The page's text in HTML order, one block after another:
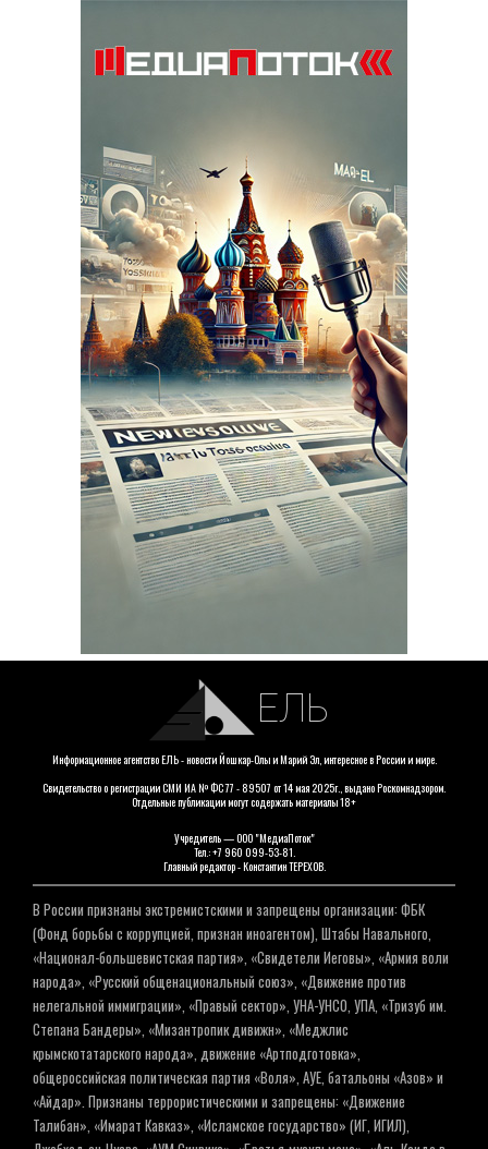
ЕЛЬ
Информационное агентство ЕЛЬ - новости Йошкар-Олы и Марий Эл, интересное в России и мире.
Свидетельство о регистрации СМИ ИА № ФС 77 - 89507 от 14 мая 2025г., выдано Роскомнадзором.
Отдельные публикации могут содержать материалы 18+
Учредитель — ООО "МедиаПоток"
Тел.: +7 960 099-53-81.
Главный редактор - Константин ТЕРЕХОВ.
В России признаны экстремистскими и запрещены организации: ФБК
(Фонд борьбы с коррупцией, признан иноагентом), Штабы Навального,
«Национал-большевистская партия», «Свидетели Иеговы», «Армия воли
народа», «Русский общенациональный союз», «Движение против
нелегальной иммиграции», «Правый сектор», УНА-УНСО, УПА, «Тризуб им.
Степана Бандеры», «Мизантропик дивижн», «Меджлис
крымскотатарского народа», движение «Артподготовка»,
общероссийская политическая партия «Воля», АУЕ, батальоны «Азов» и
«Айдар». Признаны террористическими и запрещены: «Движение
Талибан», «Имарат Кавказ», «Исламское государство» (ИГ, ИГИЛ),